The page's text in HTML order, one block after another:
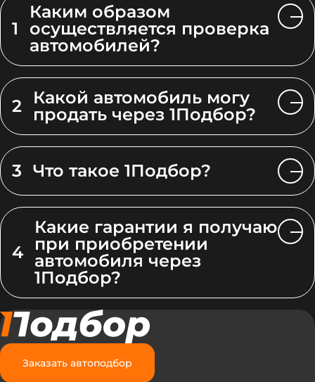
1
Каким образом
осуществляется проверка
автомобилей?
2
Какой автомобиль могу
продать через 1Подбор?
3 Что такое 1Подбор?
4
Какие гарантии я получаю
при приобретении
автомобиля через
1Подбор?
Заказать автоподбор